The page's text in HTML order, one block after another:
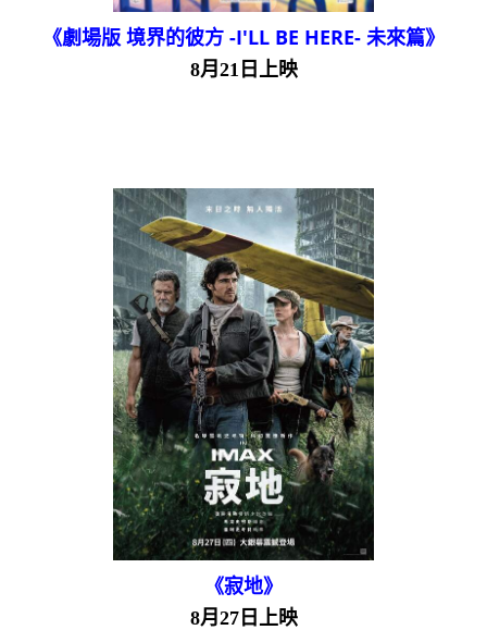
《劇場版 境界的彼方 -I'LL BE HERE- 未來篇》
8月21日上映
《寂地》
8月27日上映